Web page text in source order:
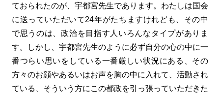
ておられたのが、宇都宮先生であります。わたしは国会
に送っていただいて24年がたちますけれども、その中
で思うのは、政治を目指す人いろんなタイプがありま
す。しかし、宇都宮先生のように必ず自分の心の中に一
番つらい思いをしている一番厳しい状況にある、その
方々のお顔やあるいはお声を胸の中に入れて、活動され
ている、そういう方にこの都政を引っ張っていただきた